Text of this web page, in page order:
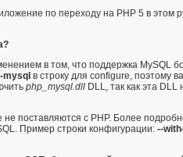
по переходу на PHP 5 в этом
в том, что поддержка MySQL
mysql в строку для configure, поэтому
php_mysql.dll DLL, так как эта
не поставляются с PHP. Более
. Пример строки конфигурации: --